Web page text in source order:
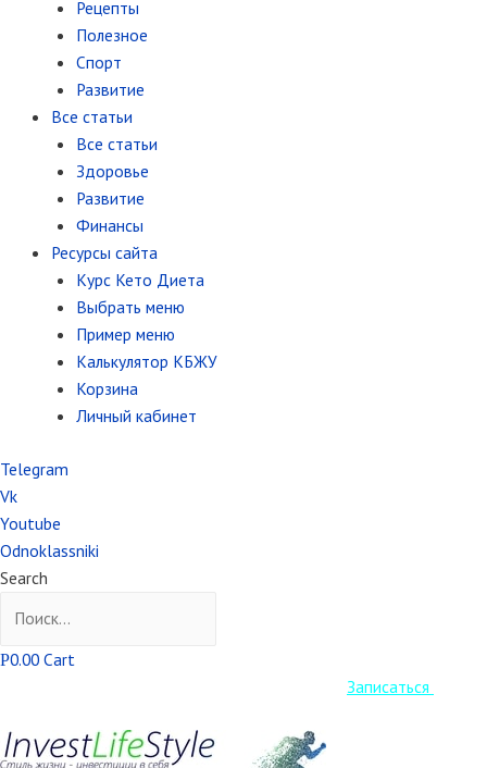
Рецепты
Полезное
Спорт
Развитие
Все статьи
Все статьи
Здоровье
Развитие
Финансы
Ресурсы сайта
Курс Кето Диета
Выбрать меню
Пример меню
Калькулятор КБЖУ
Корзина
Личный кабинет
Telegram
Vk
Youtube
Odnoklassniki
Search
Р0.00 Cart
Записаться